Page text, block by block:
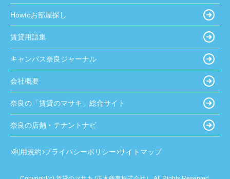
Howtoお部屋探し
賃貸用語集
キャンパス奈良ジャーナル
会社概要
奈良の「賃貸のマサキ」総合サイト
奈良の店舗・テナントナビ
利用規約 プライバシーポリシー サイトマップ